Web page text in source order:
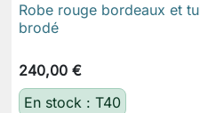
 Aperçu rapide
Robe rouge bordeaux et
brodé
240,00 €
En stock : T40